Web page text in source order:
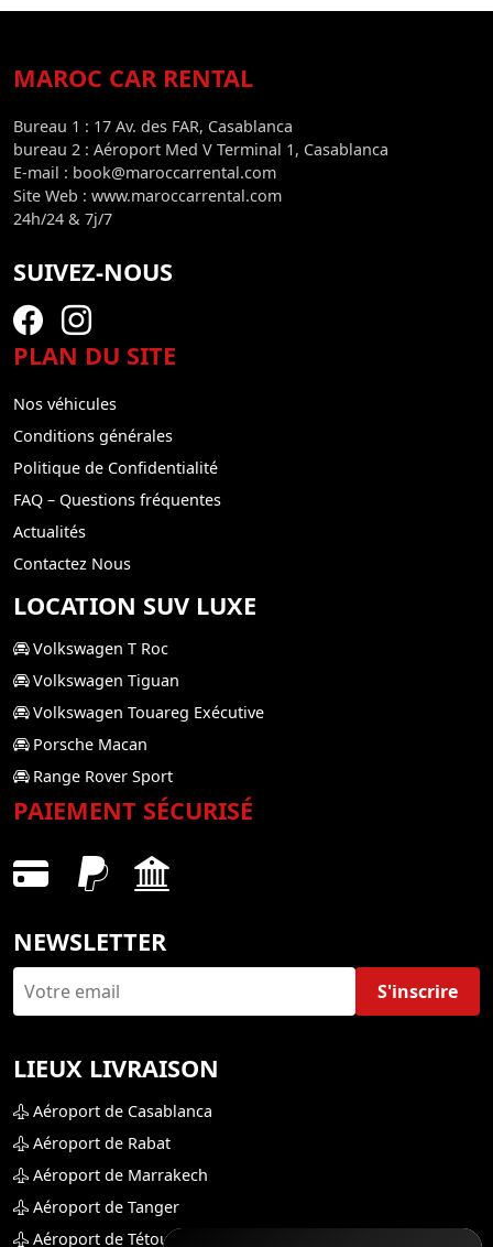
MAROC CAR RENTAL
Bureau 1 : 17 Av. des FAR, Casablanca
bureau 2 : Aéroport Med V Terminal 1, Casablanca
E-mail : book@maroccarrental.com
Site Web : www.maroccarrental.com
24h/24 & 7j/7
SUIVEZ-NOUS
PLAN DU SITE
Nos véhicules
Conditions générales
Politique de Confidentialité
FAQ – Questions fréquentes
Actualités
Contactez Nous
LOCATION SUV LUXE
Volkswagen T Roc
Volkswagen Tiguan
Volkswagen Touareg Exécutive
Porsche Macan
Range Rover Sport
PAIEMENT SÉCURISÉ
NEWSLETTER
S'inscrire
LIEUX LIVRAISON
Aéroport de Casablanca
Aéroport de Rabat
Aéroport de Marrakech
Aéroport de Tanger
Aéroport de Tétouan